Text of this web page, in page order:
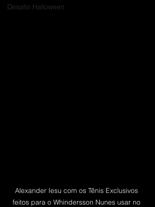
Desafio Halloween
Alexander Iesu com os Tênis Exclusivos
feitos para o Whindersson Nunes usar no